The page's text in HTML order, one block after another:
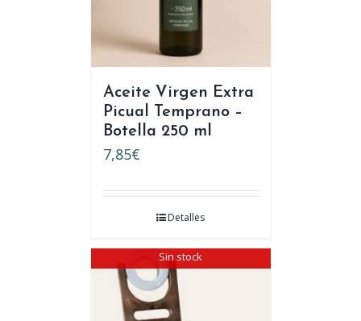
Aceite Virgen Extra
Picual Temprano –
Botella 250 ml
7,85€
Detalles
Sin stock